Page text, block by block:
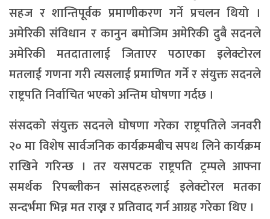
सहज र शान्तिपूर्वक प्रमाणीकरण गर्ने प्रचलन थियो ।
अमेरिकी संविधान र कानुन बमोजिम अमेरिकी दुबै सदनले
अमेरिकी मतदातालाई जिताएर पठाएका इलेक्टोरल
मतलाई गणना गरी त्यसलाई प्रमाणित गर्ने र संयुक्त सदनले
राष्ट्रपति निर्वाचित भएको अन्तिम घोषणा गर्दछ ।
संसदको संयुक्त सदनले घोषणा गरेका राष्ट्रपतिले जनवरी
२० मा विशेष सार्वजनिक कार्यक्रमबीच सपथ लिने कार्यक्रम
राखिने गरिन्छ । तर यसपटक राष्ट्रपति ट्रम्पले आफ्ना
समर्थक रिपब्लीकन सांसदहरुलाई इलेक्टोरल मतका
सन्दर्भमा भिन्न मत राख्न र प्रतिवाद गर्न आग्रह गरेका थिए ।